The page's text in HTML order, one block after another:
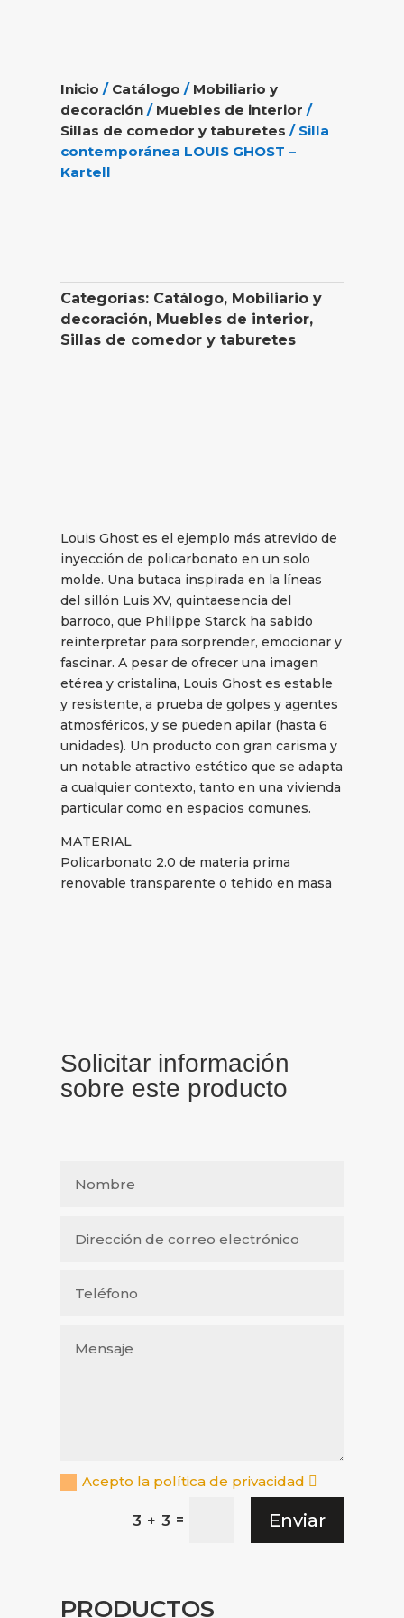
Inicio / Catálogo / Mobiliario y
decoración / Muebles de interior /
Sillas de comedor y taburetes / Silla
contemporánea LOUIS GHOST –
Kartell
Categorías: Catálogo, Mobiliario y
decoración, Muebles de interior,
Sillas de comedor y taburetes
Louis Ghost es el ejemplo más atrevido de
inyección de policarbonato en un solo
molde. Una butaca inspirada en la líneas
del sillón Luis XV, quintaesencia del
barroco, que Philippe Starck ha sabido
reinterpretar para sorprender, emocionar y
fascinar. A pesar de ofrecer una imagen
etérea y cristalina, Louis Ghost es estable
y resistente, a prueba de golpes y agentes
atmosféricos, y se pueden apilar (hasta 6
unidades). Un producto con gran carisma y
un notable atractivo estético que se adapta
a cualquier contexto, tanto en una vivienda
particular como en espacios comunes.
MATERIAL
Policarbonato 2.0 de materia prima
renovable transparente o tehido en masa
Solicitar información
sobre este producto
Acepto la política de privacidad
3 + 3 = Enviar
PRODUCTOS